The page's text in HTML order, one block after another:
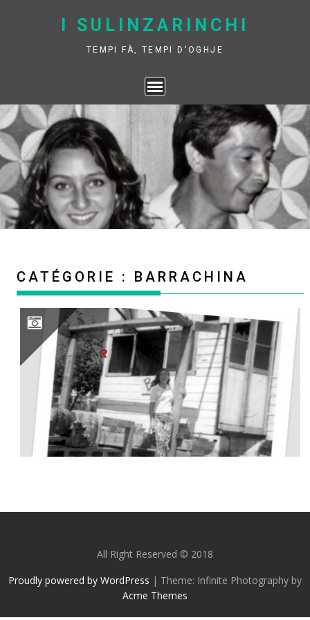
to
I SULINZARINCHI
TEMPI FÀ, TEMPI D'OGHJE
CATÉGORIE : BARRACHINA
All Right Reserved © 2018
Proudly powered by WordPress | Theme: Infinite Photography by
Acme Themes